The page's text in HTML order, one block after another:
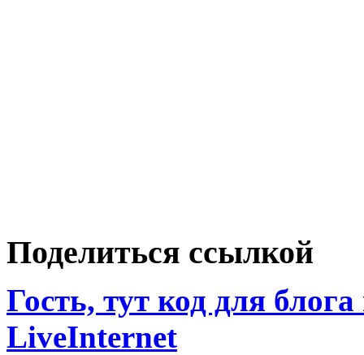
Поделиться ссылкой
Гость, тут код для
LiveInternet